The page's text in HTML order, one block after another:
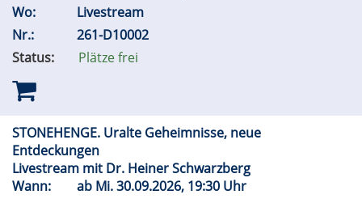
Wo:
Livestream
Nr.:
261-D10002
Status:
Plätze frei
STONEHENGE. Uralte Geheimnisse, neue
Entdeckungen
Livestream mit Dr. Heiner Schwarzberg
Wann:
ab Mi.30.09.2026, 19:30 Uhr